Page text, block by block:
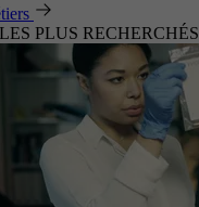
PLUS RECHERCHÉS